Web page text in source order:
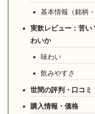
基本情報（銘柄
実飲レビュー：苦い
わいか
味わい
飲みやすさ
世間の評判・口コミ
購入情報・価格